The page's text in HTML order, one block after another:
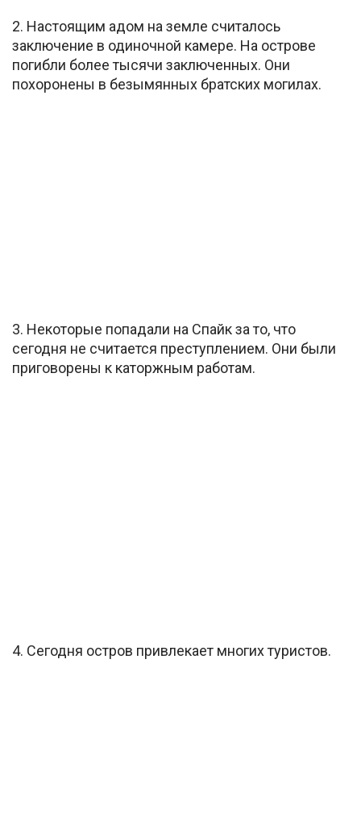
2. Настоящим адом на земле считалось
заключение в одиночной камере. На острове
погибли более тысячи заключенных. Они
похоронены в безымянных братских могилах.
3. Некоторые попадали на Спайк за то, что
сегодня не считается преступлением. Они были
приговорены к каторжным работам.
4. Сегодня остров привлекает многих туристов.